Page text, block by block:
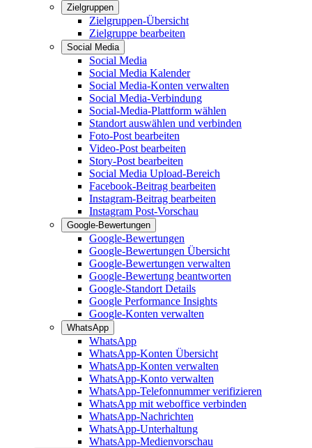
Zielgruppen
Zielgruppen-Übersicht
Zielgruppe bearbeiten
Social Media
Social Media
Social Media Kalender
Social Media-Konten verwalten
Social Media-Verbindung
Social-Media-Plattform wählen
Standort auswählen und verbinden
Foto-Post bearbeiten
Video-Post bearbeiten
Story-Post bearbeiten
Social Media Upload-Bereich
Facebook-Beitrag bearbeiten
Instagram-Beitrag bearbeiten
Instagram Post-Vorschau
Google-Bewertungen
Google-Bewertungen
Google-Bewertungen Übersicht
Google-Bewertungen verwalten
Google-Bewertung beantworten
Google-Standort Details
Google Performance Insights
Google-Konten verwalten
WhatsApp
WhatsApp
WhatsApp-Konten Übersicht
WhatsApp-Konten verwalten
WhatsApp-Konto verwalten
WhatsApp-Telefonnummer verifizieren
WhatsApp mit weboffice verbinden
WhatsApp-Nachrichten
WhatsApp-Unterhaltung
WhatsApp-Medienvorschau